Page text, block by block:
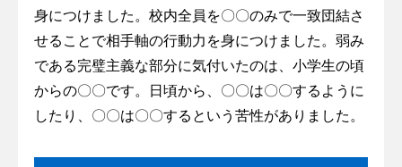
身につけました。校内全員を〇〇のみで一致団結さ
せることで相手軸の行動力を身につけました。弱み
である完璧主義な部分に気付いたのは、小学生の頃
からの〇〇です。日頃から、〇〇は〇〇するように
したり、〇〇は〇〇するという苦性がありました。